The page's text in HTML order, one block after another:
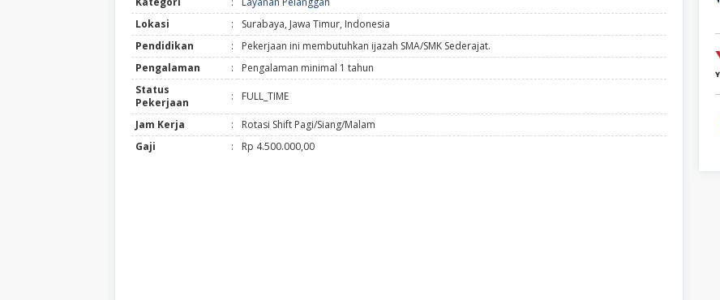
Lokasi
:
Surabaya, Jawa Timur, Indonesia
Pendidikan
:
Pekerjaan ini membutuhkan ijazah SMA/SMK Sederajat.
Pengalaman
:
Pengalaman minimal 1 tahun
Status
Pekerjaan
: FULL_TIME
Jam Kerja :
Rotasi Shift Pagi/Siang/Malam
Gaji
: Rp 4.500.000,00